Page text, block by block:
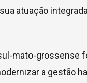
atuação
mato-grossense
a gestão